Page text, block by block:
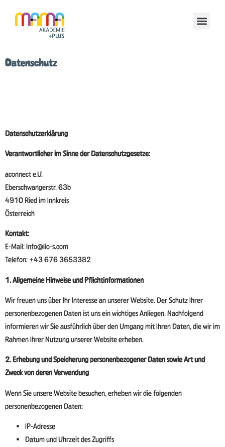
Datenschutz
Datenschutzerklärung
Verantwortlicher im Sinne der Datenschutzgesetze:
aconnect e.U.
Eberschwangerstr. 63b
4910 Ried im Innkreis
Österreich
Kontakt:
E-Mail: info@lio-s.com
Telefon: +43 676 3653382
1. Allgemeine Hinweise und Pflichtinformationen
Wir freuen uns über Ihr Interesse an unserer Website. Der Schutz Ihrer
personenbezogenen Daten ist uns ein wichtiges Anliegen. Nachfolgend
informieren wir Sie ausführlich über den Umgang mit Ihren Daten, die wir im
Rahmen Ihrer Nutzung unserer Website erheben.
2. Erhebung und Speicherung personenbezogener Daten sowie Art und
Zweck von deren Verwendung
Wenn Sie unsere Website besuchen, erheben wir die folgenden
personenbezogenen Daten:
IP-Adresse
Datum und Uhrzeit des Zugriffs